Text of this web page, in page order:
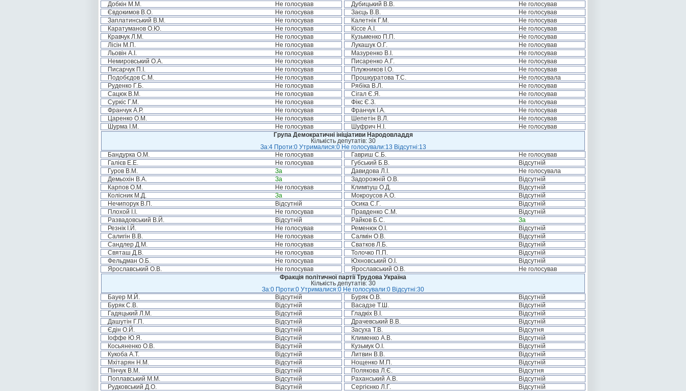
Добкін М.М.
Не голосував Дубицький В.В.
Не голосував
Євдокимов В.О.
Не голосував Заєць В.В.
Не голосував
Заплатинський В.М.
Не голосував Калетнік Г.М.
Не голосував
Каратуманов О.Ю.
Не голосував Кіссе А.І.
Не голосував
Кравчук Л.М.
Не голосував Кузьменко П.П.
Не голосував
Лісін М.П.
Не голосував Лукашук О.Г.
Не голосував
Льовін А.І.
Не голосував Мазуренко В.І.
Не голосував
Немировський О.А.
Не голосував Писаренко А.Г.
Не голосував
Писарчук П.І.
Не голосував Плужников І.О.
Не голосував
Подобєдов С.М.
Не голосував Прошкуратова Т.С.
Не голосувала
Руденко Г.Б.
Не голосував Рябіка В.Л.
Не голосував
Сацюк В.М.
Не голосував Сігал Є.Я.
Не голосував
Суркіс Г.М.
Не голосував Фікс Є.З.
Не голосував
Франчук А.Р.
Не голосував Франчук І.А.
Не голосував
Царенко О.М.
Не голосував Шепетін В.Л.
Не голосував
Шурма І.М.
Не голосував Шуфрич Н.І.
Не голосував
Група Демократичні ініціативи Народовладдя
Кількість депутатів: 30
За:4 Проти:0 Утрималися:0 Не голосували:13 Відсутні:13
Бандурка О.М.
Не голосував Гавриш С.Б.
Не голосував
Галієв Е.Е.
Не голосував Губський Б.В.
Відсутній
Гуров В.М.
За Давидова Л.І.
Не голосувала
Демьохін В.А.
За Задорожній О.В.
Відсутній
Карпов О.М.
Не голосував Климпуш О.Д.
Відсутній
Колісник М.Д.
За Мокроусов А.О.
Відсутній
Нечипорук В.П.
Відсутній Осика С.Г.
Відсутній
Плохой І.І.
Не голосував Правденко С.М.
Відсутній
Развадовський В.Й.
Відсутній Райков Б.С.
За
Резнік І.Й.
Не голосував Ременюк О.І.
Відсутній
Салигін В.В.
Не голосував Салмін О.В.
Відсутній
Сандлер Д.М.
Не голосував Сватков Л.Б.
Відсутній
Святаш Д.В.
Не голосував Толочко П.П.
Відсутній
Фельдман О.Б.
Не голосував Юхновський О.І.
Відсутній
Ярославський О.В.
Не голосував Ярославський О.В.
Не голосував
Фракція політичної партії Трудова Україна
Кількість депутатів: 30
За:0 Проти:0 Утрималися:0 Не голосували:0 Відсутні:30
Бауер М.Й.
Відсутній Буряк О.В.
Відсутній
Буряк С.В.
Відсутній Васадзе Т.Ш.
Відсутній
Гадяцький Л.М.
Відсутній Гладкіх В.І.
Відсутній
Дашутін Г.П.
Відсутній Драчевський В.В.
Відсутній
Єдін О.Й.
Відсутній Засуха Т.В.
Відсутня
Іоффе Ю.Я.
Відсутній Клименко А.В.
Відсутній
Косьяненко О.В.
Відсутній Кузьмук О.І.
Відсутній
Кукоба А.Т.
Відсутній Литвин В.В.
Відсутній
Мхітарян Н.М.
Відсутній Нощенко М.П.
Відсутній
Пінчук В.М.
Відсутній Полякова Л.Є.
Відсутня
Поплавський М.М.
Відсутній Раханський А.В.
Відсутній
Рудковський Д.О.
Відсутній Сергієнко Л.Г.
Відсутній